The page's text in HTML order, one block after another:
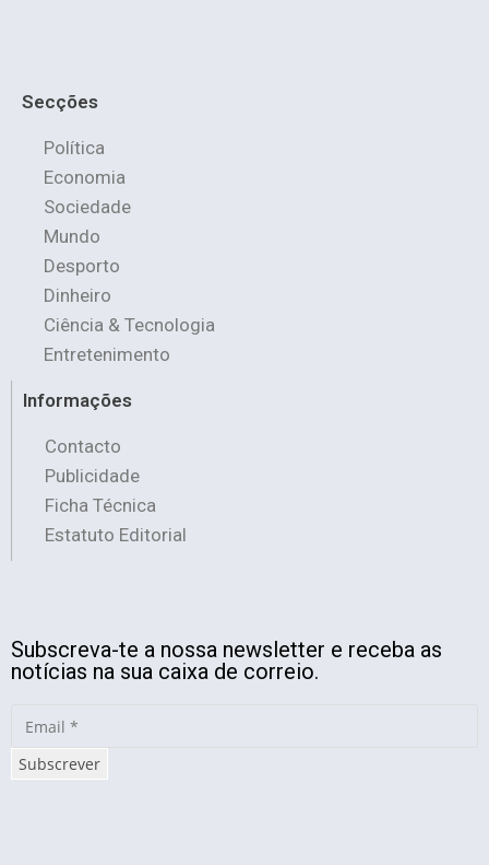
Secções
Política
Economia
Sociedade
Mundo
Desporto
Dinheiro
Ciência & Tecnologia
Entretenimento
Informações
Contacto
Publicidade
Ficha Técnica
Estatuto Editorial
Subscreva-te a nossa newsletter e receba as
notícias na sua caixa de correio.
Subscrever